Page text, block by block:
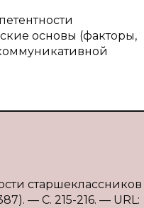
основы (факторы,
старшеклассников
— С. 215-216. — URL: